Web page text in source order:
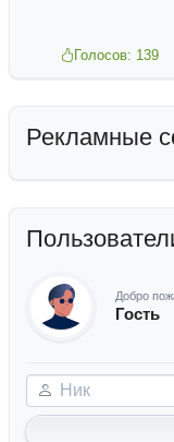
Голосов: 139
Рекламные
Добро
Гость
Ник